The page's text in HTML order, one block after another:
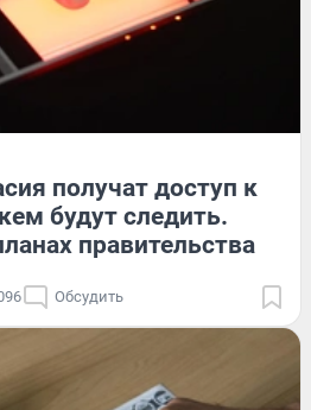
получат доступ к
будут следить.
правительства
Обсудить